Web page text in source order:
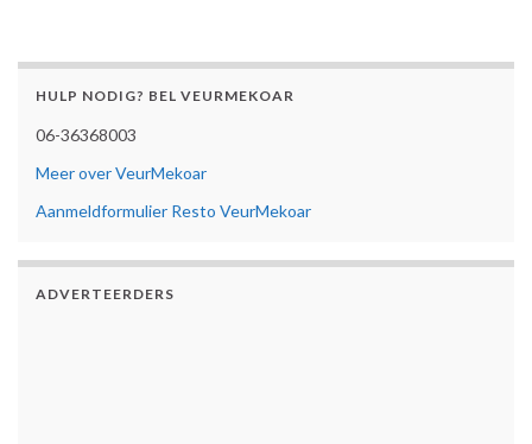
HULP NODIG? BEL VEURMEKOAR
06-36368003
Meer over VeurMekoar
Aanmeldformulier Resto VeurMekoar
ADVERTEERDERS